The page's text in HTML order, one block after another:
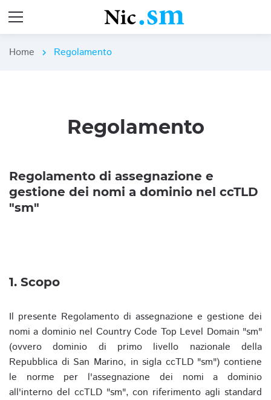
Home chevron_right Regolamento
Regolamento
Regolamento di assegnazione e
gestione dei nomi a dominio nel ccTLD
"sm"
1. Scopo
Il presente Regolamento di assegnazione e gestione dei
nomi a dominio nel Country Code Top Level Domain "sm"
(ovvero dominio di primo livello nazionale della
Repubblica di San Marino, in sigla ccTLD "sm") contiene
le norme per l'assegnazione dei nomi a dominio
all'interno del ccTLD "sm", con riferimento agli standard